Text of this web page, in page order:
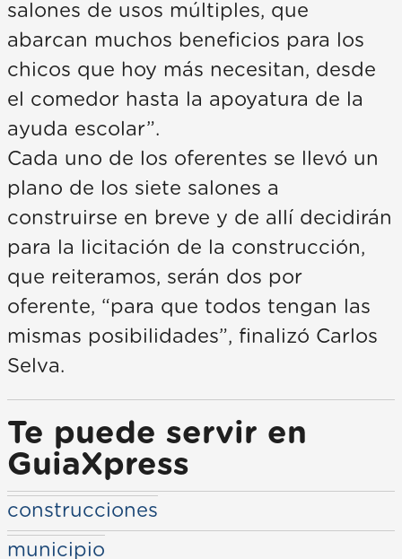
salones de usos múltiples, que
abarcan muchos beneficios para los
chicos que hoy más necesitan, desde
el comedor hasta la apoyatura de la
ayuda escolar”.
Cada uno de los oferentes se llevó un
plano de los siete salones a
construirse en breve y de allí decidirán
para la licitación de la construcción,
que reiteramos, serán dos por
oferente, “para que todos tengan las
mismas posibilidades”, finalizó Carlos
Selva.
Te puede servir en
GuiaXpress
construcciones
municipio